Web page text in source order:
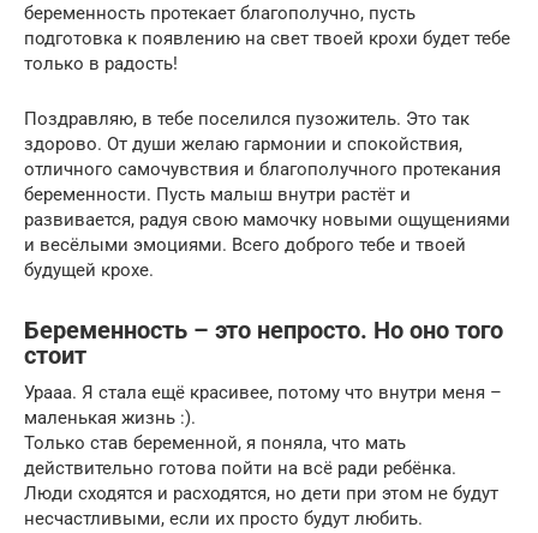
беременность протекает благополучно, пусть
подготовка к появлению на свет твоей крохи будет тебе
только в радость!
Поздравляю, в тебе поселился пузожитель. Это так
здорово. От души желаю гармонии и спокойствия,
отличного самочувствия и благополучного протекания
беременности. Пусть малыш внутри растёт и
развивается, радуя свою мамочку новыми ощущениями
и весёлыми эмоциями. Всего доброго тебе и твоей
будущей крохе.
Беременность – это непросто. Но оно того
стоит
Урааа. Я стала ещё красивее, потому что внутри меня –
маленькая жизнь :).
Только став беременной, я поняла, что мать
действительно готова пойти на всё ради ребёнка.
Люди сходятся и расходятся, но дети при этом не будут
несчастливыми, если их просто будут любить.